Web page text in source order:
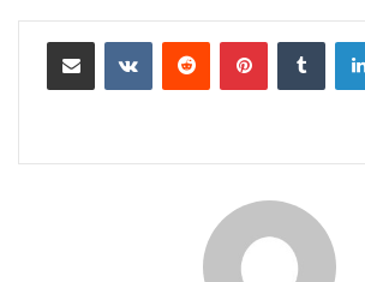
لينكدإن بينتيريست مشاركة عبر البريد